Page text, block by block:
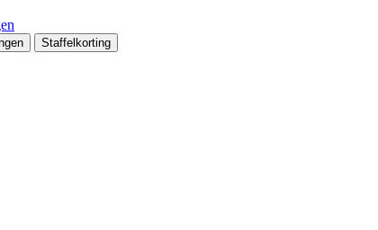
Staffelkorting